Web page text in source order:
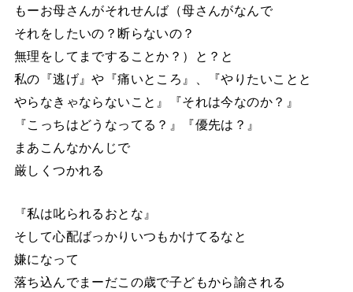
もーお母さんがそれせんば（母さんがなんで
それをしたいの？断らないの？
無理をしてまですることか？）と？と
私の『逃げ』や『痛いところ』、『やりたいことと
やらなきゃならないこと』『それは今なのか？』
『こっちはどうなってる？』『優先は？』
まあこんなかんじで
厳しくつかれる
『私は叱られるおとな』
そして心配ばっかりいつもかけてるなと
嫌になって
落ち込んでまーだこの歳で子どもから諭される